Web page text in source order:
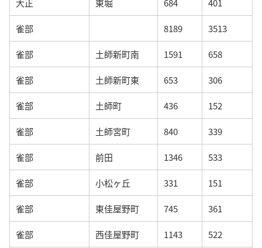
雀部 8189 3513
雀部 土師新町南 1591 658
雀部 土師新町東 653 306
雀部 土師町 436 152
雀部 土師宮町 840 339
雀部 前田 1346 533
雀部 小松ヶ丘 331 151
雀部 東佳屋野町 745 361
雀部 西佳屋野町 1143 522